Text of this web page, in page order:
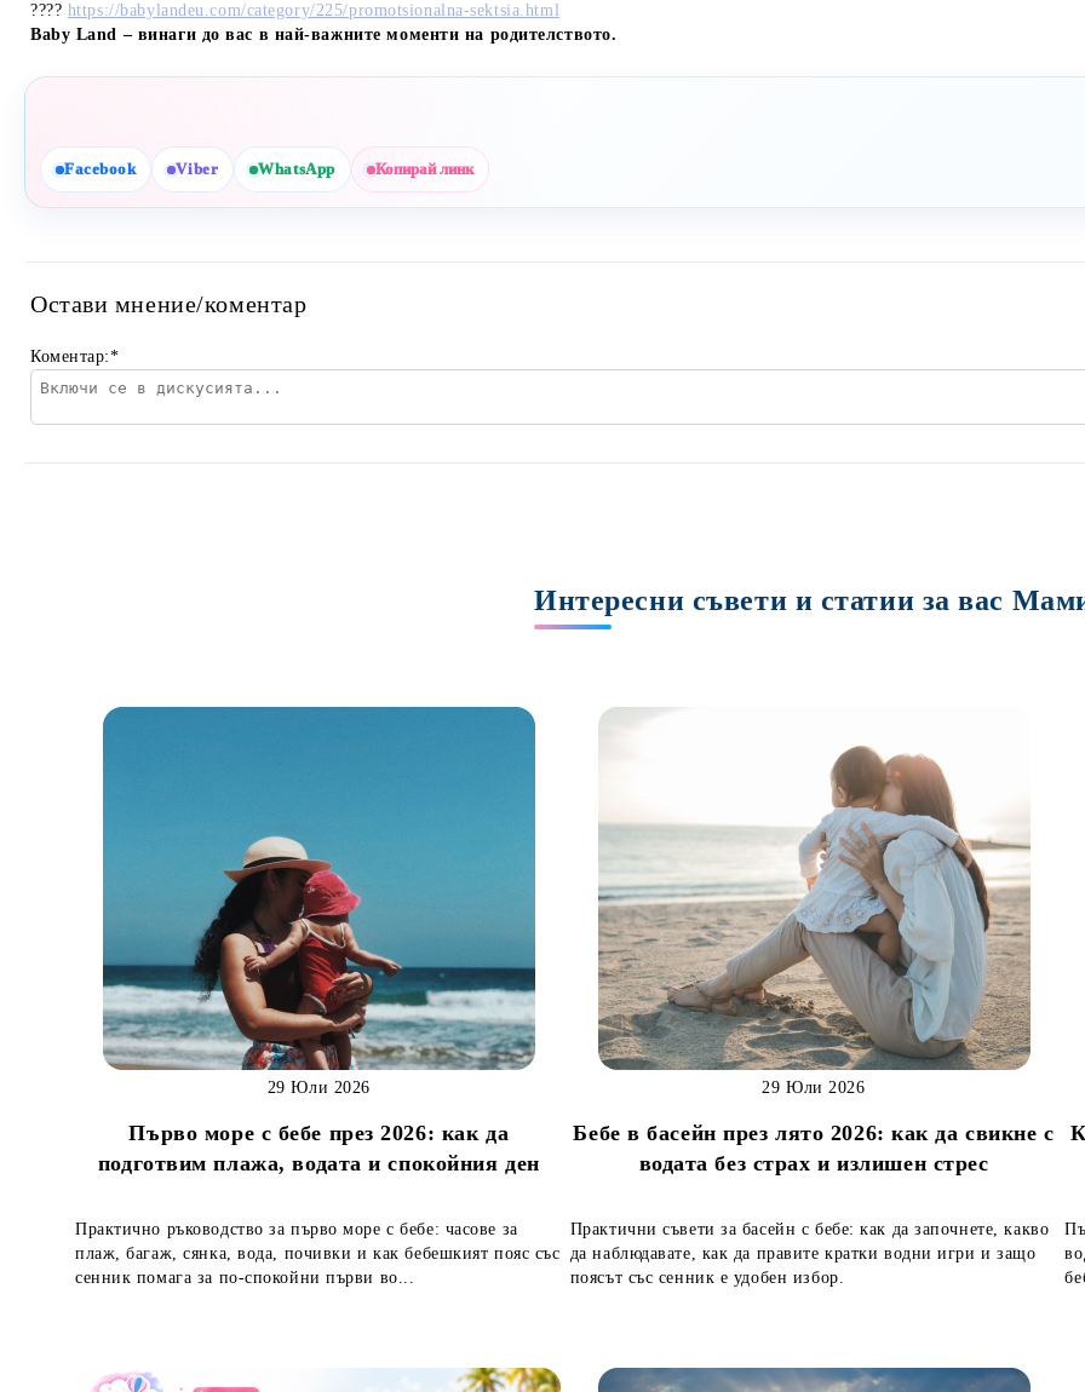
???? https://babylandeu.com/category/225/promotsionalna-sektsia.html
Baby Land – винаги до вас в най-важните моменти на родителството.
Facebook Viber WhatsApp Копирай линк
Остави мнение/коментар
Коментар:*
Интересни съвети и статии за вас
Първо море с бебе през 2026: как да
подготвим плажа, водата и спокойния ден
29 Юли 2026
Практично ръководство за първо море с бебе: часове за
плаж, багаж, сянка, вода, почивки и как бебешкият пояс със
сенник помага за по-спокойни първи во...
Бебе в басейн през лято 2026: как да свикне с
водата без страх и излишен стрес
29 Юли 2026
Практични съвети за басейн с бебе: как да започнете, какво
да наблюдавате, как да правите кратки водни игри и защо
поясът със сенник е удобен избор.